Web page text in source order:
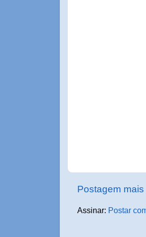
Postagem
Assinar: Postar